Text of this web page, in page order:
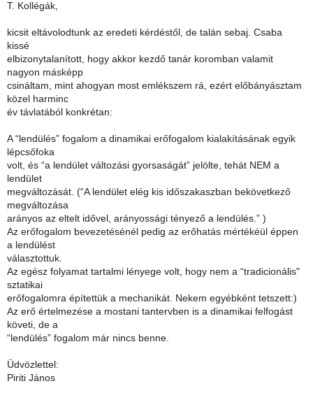
T. Kollégák,
kicsit eltávolodtunk az eredeti kérdéstől, de talán sebaj. Csaba
kissé
elbizonytalanított, hogy akkor kezdő tanár koromban valamit
nagyon másképp
csináltam, mint ahogyan most emlékszem rá, ezért előbányásztam
közel harminc
év távlatából konkrétan:
A “lendülés” fogalom a dinamikai erőfogalom kialakításának egyik
lépcsőfoka
volt, és “a lendület változási gyorsaságát” jelölte, tehát NEM a
lendület
megváltozását. (“A lendület elég kis időszakaszban bekövetkező
megváltozása
arányos az eltelt idővel, arányossági tényező a lendülés.” )
Az erőfogalom bevezetésénél pedig az erőhatás mértékéül éppen
a lendülést
választottuk.
Az egész folyamat tartalmi lényege volt, hogy nem a “tradicionális"
sztatikai
erőfogalomra építettük a mechanikát. Nekem egyébként tetszett:)
Az erő értelmezése a mostani tantervben is a dinamikai felfogást
követi, de a
“lendülés” fogalom már nincs benne.
Üdvözlettel:
Piriti János